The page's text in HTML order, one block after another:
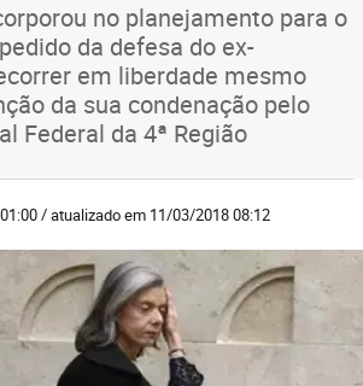
no planejamento para o
da defesa do ex-
em liberdade mesmo
da sua condenação pelo
Federal da 4ª Região
/ atualizado em 11/03/2018 08:12